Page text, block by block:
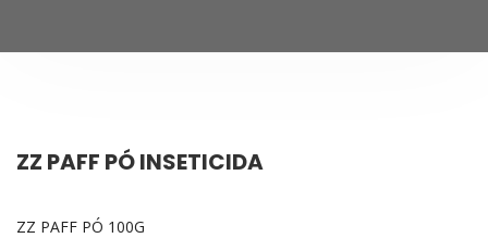
ZZ PAFF PÓ INSETICIDA
ZZ PAFF PÓ 100G